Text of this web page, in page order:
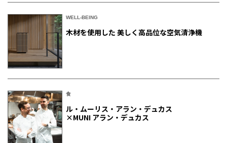
WELL-BEING
木材を使用した 美しく高品位な空気清浄機
食
ル・ムーリス・アラン・デュカス
×MUNI アラン・デュカス